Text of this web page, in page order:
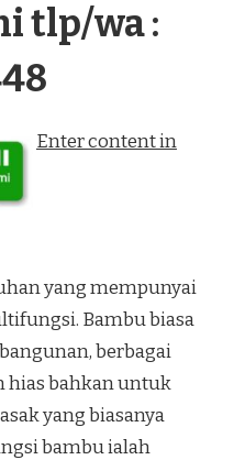
tlp/wa :
Enter content in
yang mempunyai
Bambu biasa
berbagai
hias bahkan untuk
yang biasanya
bambu ialah